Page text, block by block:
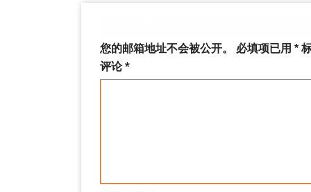
您的邮箱地址不会被公开。 必填项已用 *
评论*